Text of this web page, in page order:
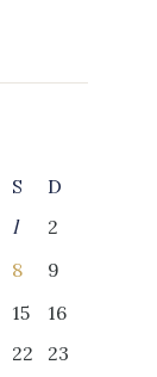
S
D
1
2
8
9
15
16
22
23